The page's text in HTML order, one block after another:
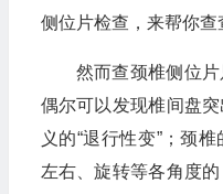
侧位片检查，来帮你查
然而查颈椎侧位
偶尔可以发现椎间盘
义的“退行性变”；颈
左右、旋转等各角度